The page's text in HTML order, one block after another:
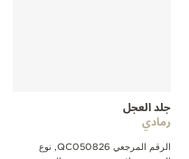
جلد العجل
رمادي
الرقم المرجعي QC050826, نوع